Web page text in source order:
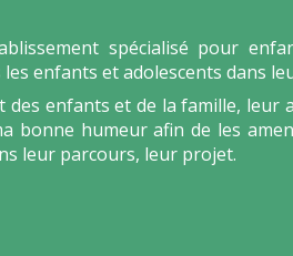
spécialisé pour
enfants et adolescents dans
des enfants et de la famille, leur
bonne humeur afin de les
leur parcours, leur projet.